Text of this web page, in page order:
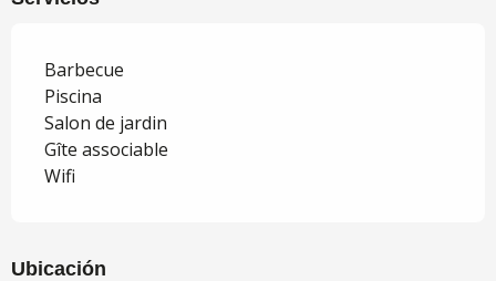
Barbecue
Piscina
Salon de jardin
Gîte associable
Wifi
Ubicación